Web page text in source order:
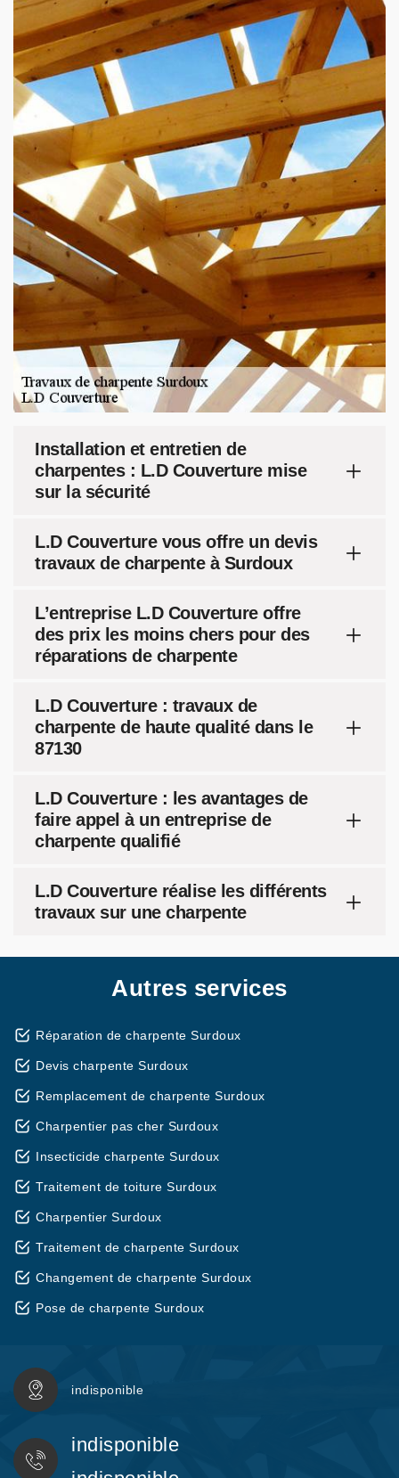
Installation et entretien de
charpentes : L.D Couverture mise
sur la sécurité
L.D Couverture vous offre un devis
travaux de charpente à Surdoux
L’entreprise L.D Couverture offre
des prix les moins chers pour des
réparations de charpente
L.D Couverture : travaux de
charpente de haute qualité dans le
87130
L.D Couverture : les avantages de
faire appel à un entreprise de
charpente qualifié
L.D Couverture réalise les différents
travaux sur une charpente
Autres services
Réparation de charpente Surdoux
Devis charpente Surdoux
Remplacement de charpente Surdoux
Charpentier pas cher Surdoux
Insecticide charpente Surdoux
Traitement de toiture Surdoux
Charpentier Surdoux
Traitement de charpente Surdoux
Changement de charpente Surdoux
Pose de charpente Surdoux
indisponible
indisponible